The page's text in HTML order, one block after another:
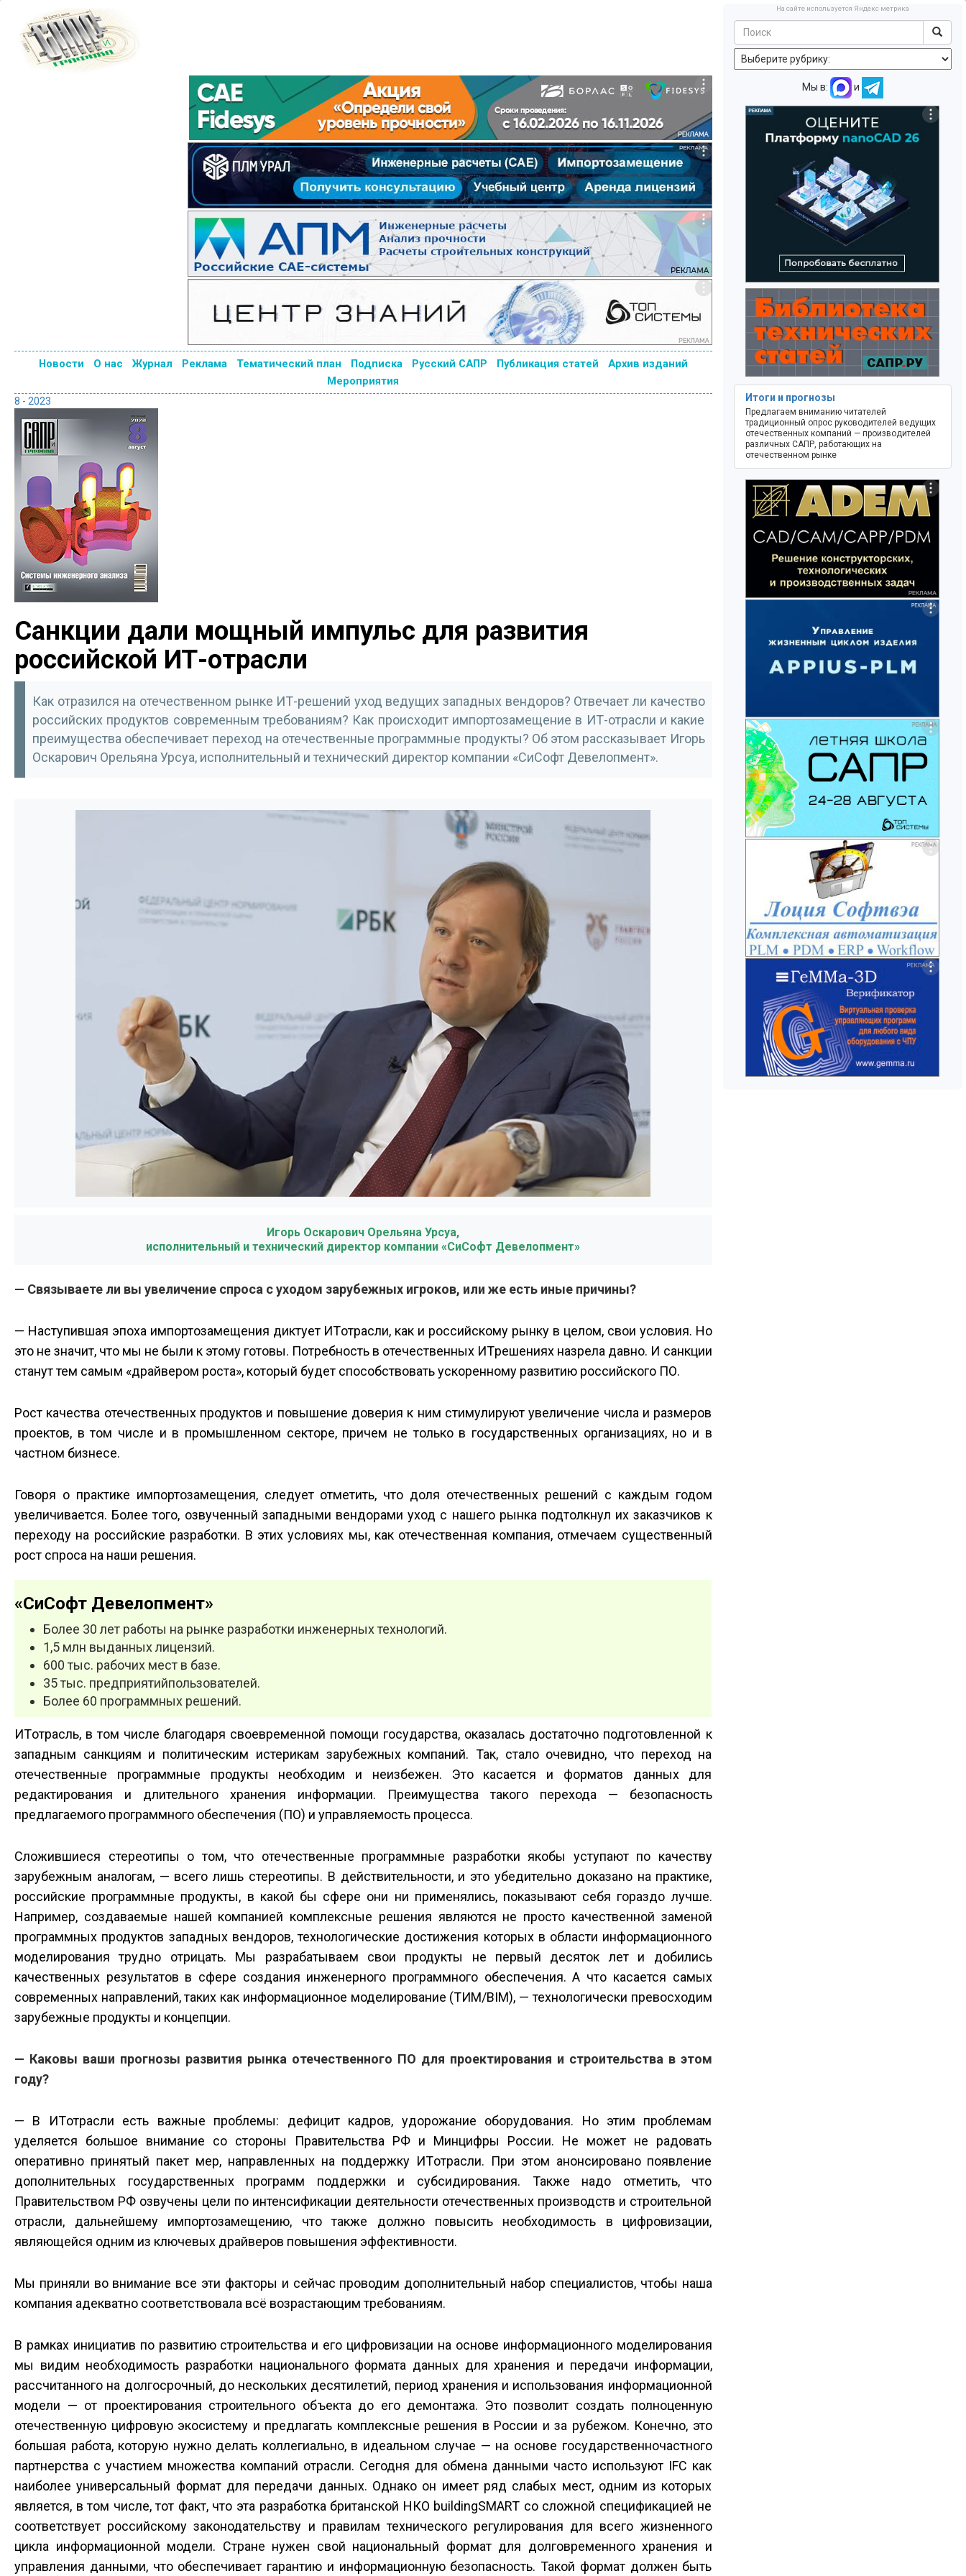
Новости О нас Журнал Реклама Тематический план Подписка Русский САПР Публикация статей
Архив изданий
Мероприятия
8 - 2023
Санкции дали мощный импульс для развития
российской ИТ-отрасли
Как отразился на отечественном рынке ИТ-решений уход ведущих западных вендоров? Отвечает ли качество
российских продуктов современным требованиям? Как происходит импортозамещение в ИТ-отрасли и какие
преимущества обеспечивает переход на отечественные программные продукты? Об этом рассказывает Игорь
Оскарович Орельяна Урсуа, исполнительный и технический директор компании «СиСофт Девелопмент».
Игорь Оскарович Орельяна Урсуа,
исполнительный и технический директор компании «СиСофт Девелопмент»
— Связываете ли вы увеличение спроса с уходом зарубежных игроков, или же есть иные причины?
— Наступившая эпоха импортозамещения диктует ИТ­отрасли, как и российскому рынку в целом, свои условия. Но
это не значит, что мы не были к этому готовы. Потребность в отечественных ИТ­решениях назрела давно. И санкции
станут тем самым «драйвером роста», который будет способствовать ускоренному развитию российского ПО.
Рост качества отечественных продуктов и повышение доверия к ним стимулируют увеличение числа и размеров
проектов, в том числе и в промышленном секторе, причем не только в государственных организациях, но и в
частном бизнесе.
Говоря о практике импортозамещения, следует отметить, что доля отечественных решений с каждым годом
увеличивается. Более того, озвученный западными вендорами уход с нашего рынка подтолкнул их заказчиков к
переходу на российские разработки. В этих условиях мы, как отечественная компания, отмечаем существенный
рост спроса на наши решения.
«СиСофт Девелопмент»
Более 30 лет работы на рынке разработки инженерных технологий.
1,5 млн выданных лицензий.
600 тыс. рабочих мест в базе.
35 тыс. предприятий­пользователей.
Более 60 программных решений.
ИТ­отрасль, в том числе благодаря своевременной помощи государства, оказалась достаточно подготовленной к
западным санкциям и политическим истерикам зарубежных компаний. Так, стало очевидно, что переход на
отечественные программные продукты необходим и неизбежен. Это касается и форматов данных для
редактирования и длительного хранения информации. Преимущества такого перехода — безопасность
предлагаемого программного обеспечения (ПО) и управляемость процесса.
Сложившиеся стереотипы о том, что отечественные программные разработки якобы уступают по качеству
зарубежным аналогам, — всего лишь стереотипы. В действительности, и это убедительно доказано на практике,
российские программные продукты, в какой бы сфере они ни применялись, показывают себя гораздо лучше.
Например, создаваемые нашей компанией комплексные решения являются не просто качественной заменой
программных продуктов западных вендоров, технологические достижения которых в области информационного
моделирования трудно отрицать. Мы разрабатываем свои продукты не первый десяток лет и добились
качественных результатов в сфере создания инженерного программного обеспечения. А что касается самых
современных направлений, таких как информационное моделирование (ТИМ/BIM), — технологически превосходим
зарубежные продукты и концепции.
— Каковы ваши прогнозы развития рынка отечественного ПО для проектирования и строительства в этом
году?
— В ИТ­отрасли есть важные проблемы: дефицит кадров, удорожание оборудования. Но этим проблемам
уделяется большое внимание со стороны Правительства РФ и Минцифры России. Не может не радовать
оперативно принятый пакет мер, направленных на поддержку ИТ­отрасли. При этом анонсировано появление
дополнительных государственных программ поддержки и субсидирования. Также надо отметить, что
Правительством РФ озвучены цели по интенсификации деятельности отечественных производств и строительной
отрасли, дальнейшему импортозамещению, что также должно повысить необходимость в цифровизации,
являющейся одним из ключевых драйверов повышения эффективности.
Мы приняли во внимание все эти факторы и сейчас проводим дополнительный набор специалистов, чтобы наша
компания адекватно соответствовала всё возрастающим требованиям.
В рамках инициатив по развитию строительства и его цифровизации на основе информационного моделирования
мы видим необходимость разработки национального формата данных для хранения и передачи информации,
рассчитанного на долгосрочный, до нескольких десятилетий, период хранения и использования информационной
модели — от проектирования строительного объекта до его демонтажа. Это позволит создать полноценную
отечественную цифровую экосистему и предлагать комплексные решения в России и за рубежом. Конечно, это
большая работа, которую нужно делать коллегиально, в идеальном случае — на основе государственно­частного
партнерства с участием множества компаний отрасли. Сегодня для обмена данными часто используют IFC как
наиболее универсальный формат для передачи данных. Однако он имеет ряд слабых мест, одним из которых
является, в том числе, тот факт, что эта разработка британской НКО buildingSMART со сложной спецификацией не
соответствует российскому законодательству и правилам технического регулирования для всего жизненного
цикла информационной модели. Стране нужен свой национальный формат для долговременного хранения и
управления данными, что обеспечивает гарантию и информационную безопасность. Такой формат должен быть
На сайте используется Яндекс метрика
Мы в: и
Итоги и прогнозы
Предлагаем вниманию читателей
традиционный опрос руководителей ведущих
отечественных компаний — производителей
различных САПР, работающих на
отечественном рынке